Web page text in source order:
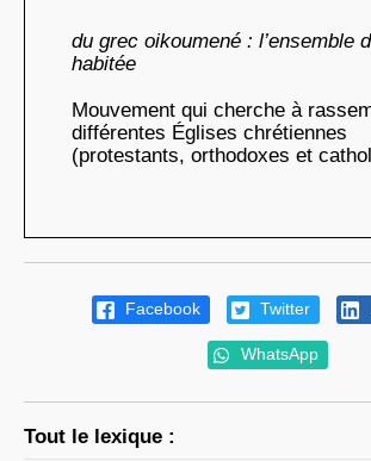
du grec oikoumené : l’ensemble
habitée
Mouvement qui cherche à
différentes Églises chrétiennes
(protestants, orthodoxes et
Facebook Twitter
WhatsApp
Tout le lexique :